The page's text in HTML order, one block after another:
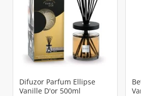
Difuzor Parfum Ellipse
Vanille D'or 500ml